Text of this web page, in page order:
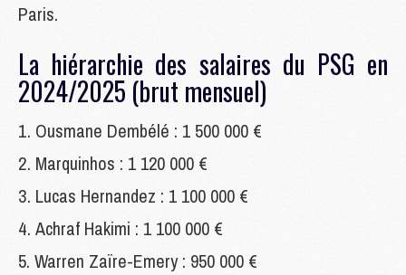
Paris.
La hiérarchie des salaires du PSG en
2024/2025 (brut mensuel)
Ousmane Dembélé : 1 500 000 €
Marquinhos : 1 120 000 €
Lucas Hernandez : 1 100 000 €
Achraf Hakimi : 1 100 000 €
Warren Zaïre-Emery : 950 000 €